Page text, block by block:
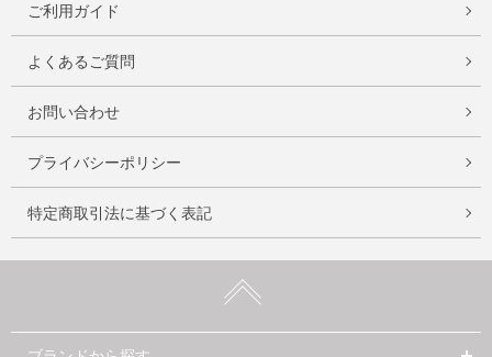
ご利用ガイド
よくあるご質問
お問い合わせ
プライバシーポリシー
特定商取引法に基づく表記